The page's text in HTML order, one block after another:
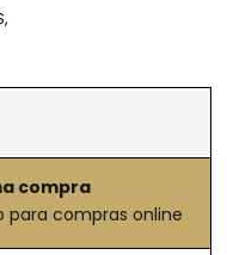
compra
para compras online